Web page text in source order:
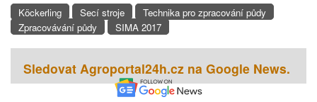
Köckerling Secí stroje
Technika pro zpracování půdy
Zpracovávání půdy
SIMA 2017
Sledovat Agroportal24h.cz na Google News.